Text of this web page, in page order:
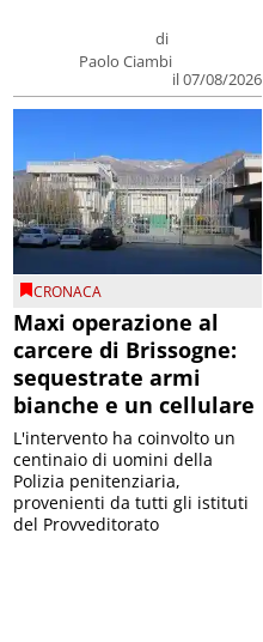
di
Paolo Ciambi
il 07/08/2026
CRONACA
Maxi operazione al
carcere di Brissogne:
sequestrate armi
bianche e un cellulare
L'intervento ha coinvolto un
centinaio di uomini della
Polizia penitenziaria,
provenienti da tutti gli istituti
del Provveditorato